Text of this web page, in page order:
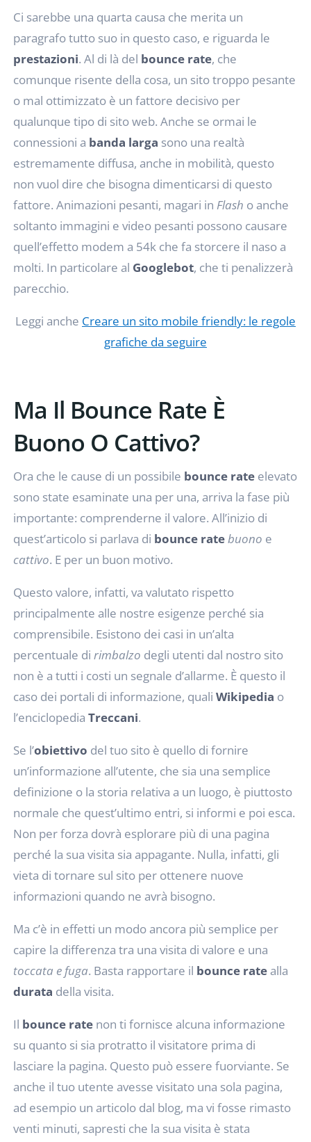
Ci sarebbe una quarta causa che merita un
paragrafo tutto suo in questo caso, e riguarda le
prestazioni. Al di là del bounce rate, che
comunque risente della cosa, un sito troppo pesante
o mal ottimizzato è un fattore decisivo per
qualunque tipo di sito web. Anche se ormai le
connessioni a banda larga sono una realtà
estremamente diffusa, anche in mobilità, questo
non vuol dire che bisogna dimenticarsi di questo
fattore. Animazioni pesanti, magari in Flash o anche
soltanto immagini e video pesanti possono causare
quell’effetto modem a 54k che fa storcere il naso a
molti. In particolare al Googlebot, che ti penalizzerà
parecchio.
Leggi anche Creare un sito mobile friendly: le regole
grafiche da seguire
Ma Il Bounce Rate È
Buono O Cattivo?
Ora che le cause di un possibile bounce rate elevato
sono state esaminate una per una, arriva la fase più
importante: comprenderne il valore. All’inizio di
quest’articolo si parlava di bounce ratebuono e
cattivo. E per un buon motivo.
Questo valore, infatti, va valutato rispetto
principalmente alle nostre esigenze perché sia
comprensibile. Esistono dei casi in un’alta
percentuale dirimbalzo degli utenti dal nostro sito
non è a tutti i costi un segnale d’allarme. È questo il
caso dei portali di informazione, qualiWikipedia o
l’enciclopediaTreccani.
Se l’obiettivo del tuo sito è quello di fornire
un’informazione all’utente, che sia una semplice
definizione o la storia relativa a un luogo, è piuttosto
normale che quest’ultimo entri, si informi e poi esca.
Non per forza dovrà esplorare più di una pagina
perché la sua visita sia appagante. Nulla, infatti, gli
vieta di tornare sul sito per ottenere nuove
informazioni quando ne avrà bisogno.
Ma c’è in effetti un modo ancora più semplice per
capire la differenza tra una visita di valore e una
toccata e fuga. Basta rapportare il bounce rate alla
durata della visita.
Il bounce rate non ti fornisce alcuna informazione
su quanto si sia protratto il visitatore prima di
lasciare la pagina. Questo può essere fuorviante. Se
anche il tuo utente avesse visitato una sola pagina,
ad esempio un articolo dal blog, ma vi fosse rimasto
venti minuti, sapresti che la sua visita è stata